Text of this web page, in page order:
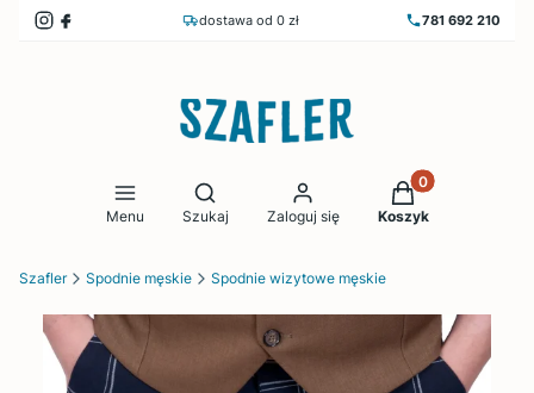
dostawa od 0 zł 781 692 210
Menu
Otwórz wyszukiwarkę
Szukaj Zaloguj się
Produkty w
Koszyk
Szafler Spodnie męskie Spodnie wizytowe męskie